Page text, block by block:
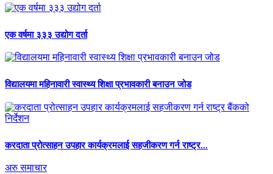
एक वर्षमा ३३३ उद्योग दर्ता
विद्यालयमा महिनावारी स्वास्थ्य शिक्षा प्रभावकारी बनाउन जोड
करदाता प्रोत्साहन उपहार कार्यक्रमलाई सहजीकरण गर्न राष्ट्र...
अरु समाचार